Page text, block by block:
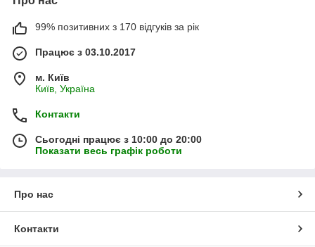
99% позитивних з 170 відгуків за рік
Працює з 03.10.2017
м. Київ
Київ, Україна
Контакти
Сьогодні працює з 10:00 до 20:00
Показати весь графік роботи
Про нас
Контакти